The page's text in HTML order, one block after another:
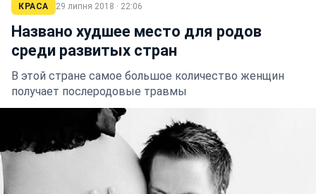
КРАСА 29 липня 2018 · 22:06
Названо худшее место для родов
среди развитых стран
В этой стране самое большое количество женщин
получает послеродовые травмы